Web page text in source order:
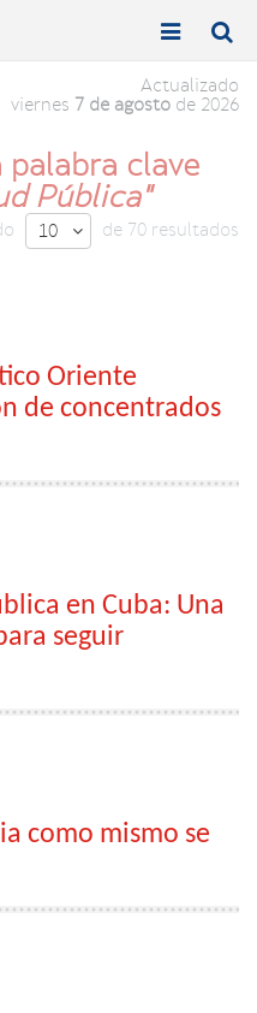
Toggle

Toggle

Actualizado
viernes 7 de agosto de 2026
palabra clave
Pública"
10  de 70 resultados
Oriente
de concentrados
en Cuba: Una
seguir
como mismo se